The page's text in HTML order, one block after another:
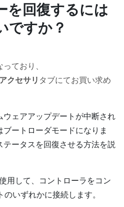
を回復するには
ですか？
ており、
アクセサリ タブにてお買い求め
ウェアアップデートが中断され
ートローダモードになりま
ータスを回復させる方法を説
用して、コントローラをコン
のいずれかに接続します。